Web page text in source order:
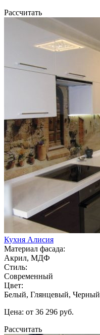
Рассчитать
Кухня Алисия
Материал фасада:
Акрил, МДФ
Стиль:
Современный
Цвет:
Белый, Глянцевый, Черный
Цена: от 36 296 руб.
Рассчитать